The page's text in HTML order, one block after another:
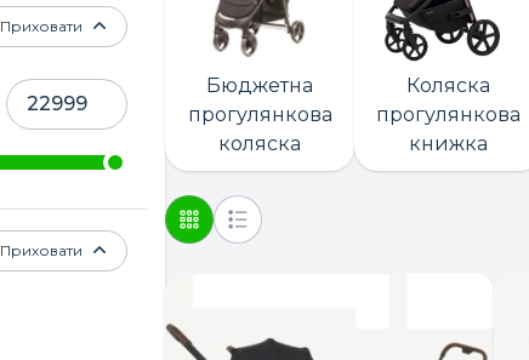
Приховати
Приховати
Бюджетна
прогулянкова
коляска
Коляска
прогулянкова
книжка